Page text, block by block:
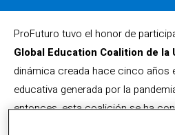
ProFuturo tuvo el honor de
Global Education Coalition de la
dinámica creada hace cinco años
educativa generada por la
entonces, esta coalición se ha